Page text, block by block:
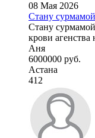
08 Мая 2026
Стану сурмамой
Стану
крови агенства
Аня
6000000 руб.
Астана
412